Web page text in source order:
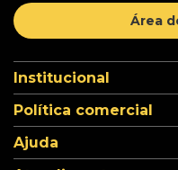
Área
Institucional
Política comercial
Ajuda